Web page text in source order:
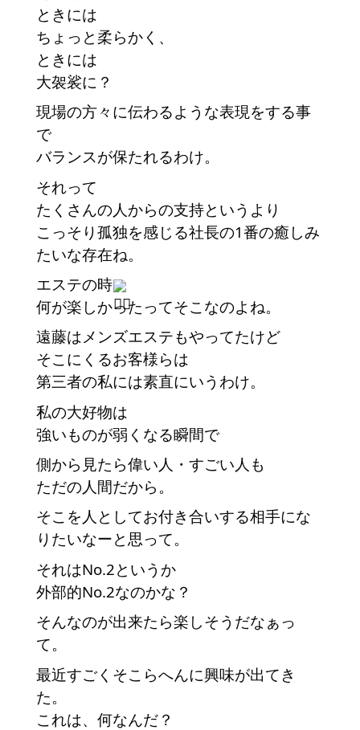
ときには
ちょっと柔らかく、
ときには
大袈裟に？
現場の方々に伝わるような表現をする事
で
バランスが保たれるわけ。
それって
たくさんの人からの支持というより
こっそり孤独を感じる社長の1番の癒しみ
たいな存在ね。
エステの時
何が楽しかったってそこなのよね。
遠藤はメンズエステもやってたけど
そこにくるお客様らは
第三者の私には素直にいうわけ。
私の大好物は
強いものが弱くなる瞬間で
側から見たら偉い人・すごい人も
ただの人間だから。
そこを人としてお付き合いする相手にな
りたいなーと思って。
それはNo.2というか
外部的No.2なのかな？
そんなのが出来たら楽しそうだなぁっ
て。
最近すごくそこらへんに興味が出てき
た。
これは、何なんだ？